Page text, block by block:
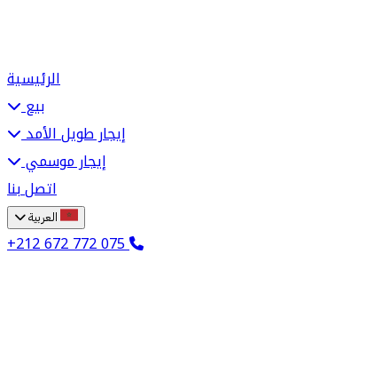
الرئيسية
بيع
إيجار طويل الأمد
إيجار موسمي
اتصل بنا
العربية
+212 672 772 075